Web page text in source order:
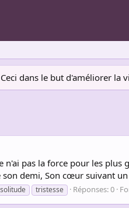
dans le but d'améliorer la
n'ai pas la force pour les
demi, Son cœur suivant
solitude tristesse Réponses: 0